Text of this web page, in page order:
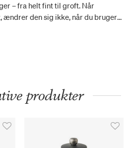
– fra helt fint til groft. Når
ændrer den sig ikke, når du bruger
af kværnen og vælg den
produkter